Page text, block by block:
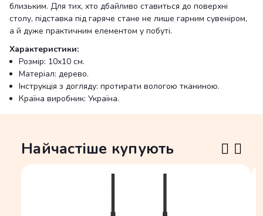
близьким. Для тих, хто дбайливо ставиться до поверхні
столу, підставка під гаряче стане не лише гарним сувеніром,
а й дуже практичним елементом у побуті.
Характеристики:
Розмір: 10х10 см.
Матеріал: дерево.
Інструкція з догляду: протирати вологою тканиною.
Країна виробник: Україна.
Найчастіше купують